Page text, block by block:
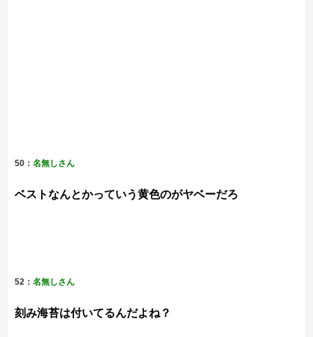
50：名無しさん
ベストなんとかっていう黄色のがヤベーだろ
52：名無しさん
刻み海苔は付いてるんだよね？